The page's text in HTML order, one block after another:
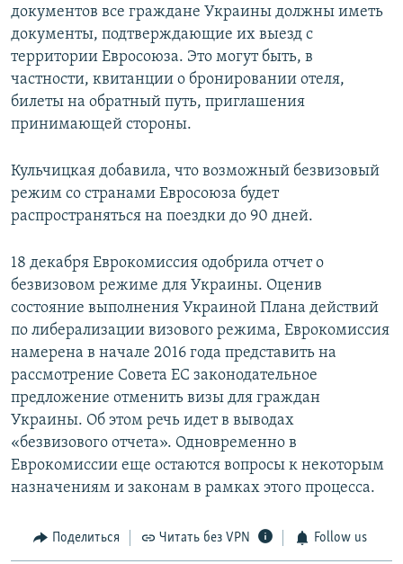
документов все граждане Украины должны иметь
документы, подтверждающие их выезд с
территории Евросоюза. Это могут быть, в
частности, квитанции о бронировании отеля,
билеты на обратный путь, приглашения
принимающей стороны.
Кульчицкая добавила, что возможный безвизовый
режим со странами Евросоюза будет
распространяться на поездки до 90 дней.
18 декабря Еврокомиссия одобрила отчет о
безвизовом режиме для Украины. Оценив
состояние выполнения Украиной Плана действий
по либерализации визового режима, Еврокомиссия
намерена в начале 2016 года представить на
рассмотрение Совета ЕС законодательное
предложение отменить визы для граждан
Украины. Об этом речь идет в выводах
«безвизового отчета». Одновременно в
Еврокомиссии еще остаются вопросы к некоторым
назначениям и законам в рамках этого процесса.
Поделиться Читать без VPN Follow us